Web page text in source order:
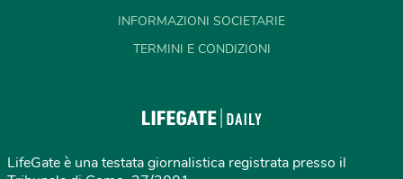
INFORMAZIONI SOCIETARIE
TERMINI E CONDIZIONI
LifeGate è una testata giornalistica registrata presso il